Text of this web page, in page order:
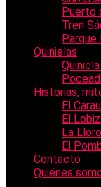
Puerto
Tren
Parque
Quinielas
Historias,
El Carau
El
La
El
Contacto
Quiénes